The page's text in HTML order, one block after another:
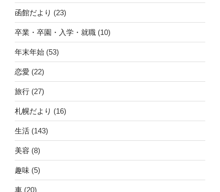
函館だより (23)
卒業・卒園・入学・就職 (10)
年末年始 (53)
恋愛 (22)
旅行 (27)
札幌だより (16)
生活 (143)
美容 (8)
趣味 (5)
車 (20)